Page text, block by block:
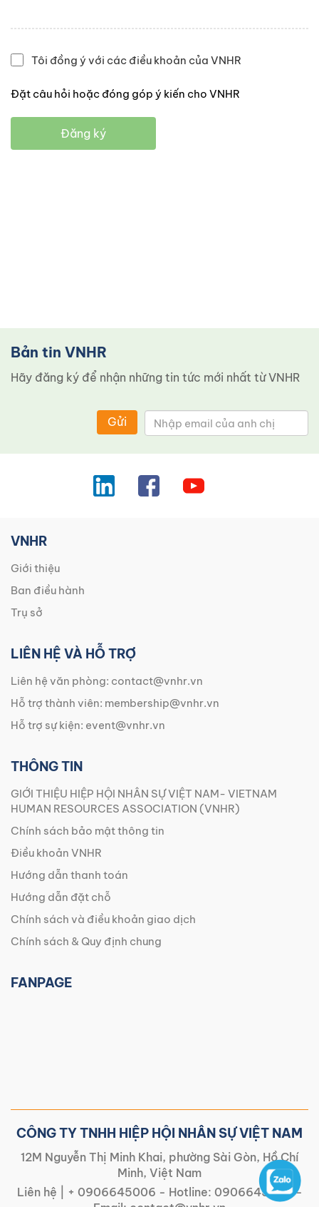
Tôi đồng ý với các điều khoản của VNHR
Đặt câu hỏi hoặc đóng góp ý kiến cho VNHR
Đăng ký
Bản tin VNHR
Hãy đăng ký để nhận những tin tức mới nhất từ ​​VNHR
Gửi
VNHR
Giới thiệu
Ban điều hành
Trụ sở
LIÊN HỆ VÀ HỖ TRỢ
Liên hệ văn phòng: contact@vnhr.vn
Hỗ trợ thành viên: membership@vnhr.vn
Hỗ trợ sự kiện: event@vnhr.vn
THÔNG TIN
GIỚI THIỆU HIỆP HỘI NHÂN SỰ VIỆT NAM- VIETNAM
HUMAN RESOURCES ASSOCIATION (VNHR)
Chính sách bảo mật thông tin
Điều khoản VNHR
Hướng dẫn thanh toán
Hướng dẫn đặt chỗ
Chính sách và điều khoản giao dịch
Chính sách & Quy định chung
FANPAGE
CÔNG TY TNHH HIỆP HỘI NHÂN SỰ VIỆT NAM
12M Nguyễn Thị Minh Khai, phường Sài Gòn, Hồ Chí
Minh, Việt Nam
Liên hệ |
+ 0906645006 - Hotline: 0906645006-